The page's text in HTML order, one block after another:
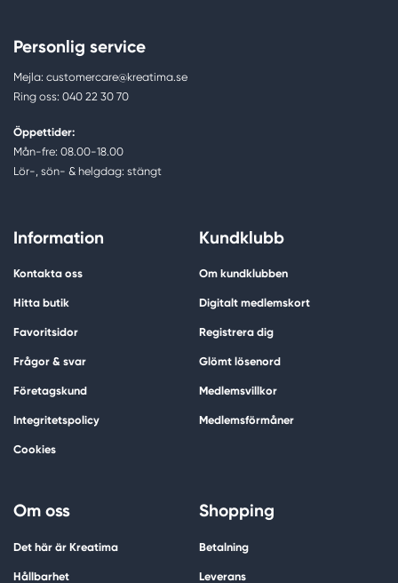
Personlig service
Mejla: customercare@kreatima.se
Ring oss: 040 22 30 70
Öppettider:
Mån-fre: 08.00-18.00
Lör-, sön- & helgdag: stängt
Information
Kontakta oss
Hitta butik
Favoritsidor
Frågor & svar
Företagskund
Integritetspolicy
Cookies
Kundklubb
Om kundklubben
Digitalt medlemskort
Registrera dig
Glömt lösenord
Medlemsvillkor
Medlemsförmåner
Om oss
Det här är Kreatima
Hållbarhet
Shopping
Betalning
Leverans